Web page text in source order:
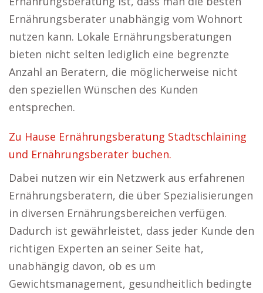
Ernährungsberater unabhängig vom Wohnort
nutzen kann. Lokale Ernährungsberatungen
bieten nicht selten lediglich eine begrenzte
Anzahl an Beratern, die möglicherweise nicht
den speziellen Wünschen des Kunden
entsprechen.
Zu Hause Ernährungsberatung Stadtschlaining
und Ernährungsberater buchen.
Dabei nutzen wir ein Netzwerk aus erfahrenen
Ernährungsberatern, die über Spezialisierungen
in diversen Ernährungsbereichen verfügen.
Dadurch ist gewährleistet, dass jeder Kunde den
richtigen Experten an seiner Seite hat,
unabhängig davon, ob es um
Gewichtsmanagement, gesundheitlich bedingte